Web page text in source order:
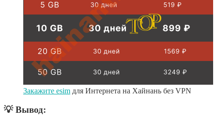
Закажите esim для Интернета на Хайнань без VPN
💡 Вывод: